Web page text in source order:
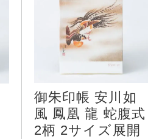
御朱印帳 安川如
風 鳳凰 龍 蛇腹式
2柄 2サイズ展開